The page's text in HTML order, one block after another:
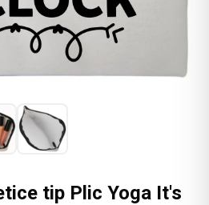
tip Plic Yoga It's